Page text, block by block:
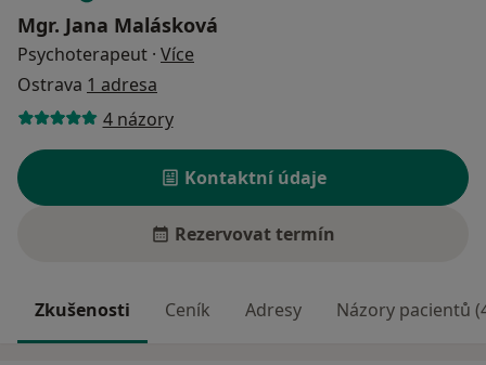
Mgr. Jana Malásková
Psychoterapeut · Více
Ostrava 1 adresa
4 názory
Kontaktní údaje
Rezervovat termín
Zkušenosti Ceník Adresy Názory pacientů